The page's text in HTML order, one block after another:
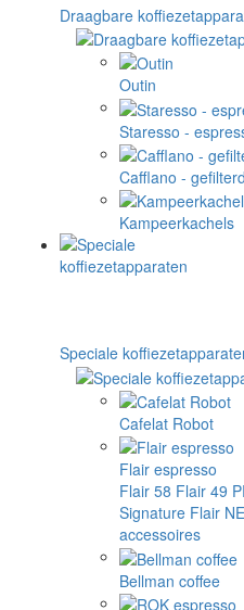
Draagbare
Outin
Staresso -
Cafflano -
Kampeerkachels
Speciale
Cafelat Robot
Flair espresso
Flair 58 Flair 49
Signature Flair
accessoires
Bellman coffee